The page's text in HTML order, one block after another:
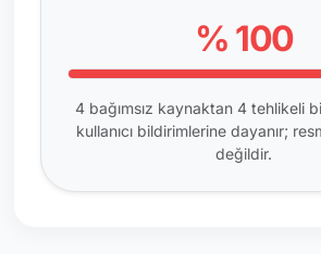
% 100
4 bağımsız kaynaktan 4 tehlikeli
kullanıcı bildirimlerine dayanır;
değildir.